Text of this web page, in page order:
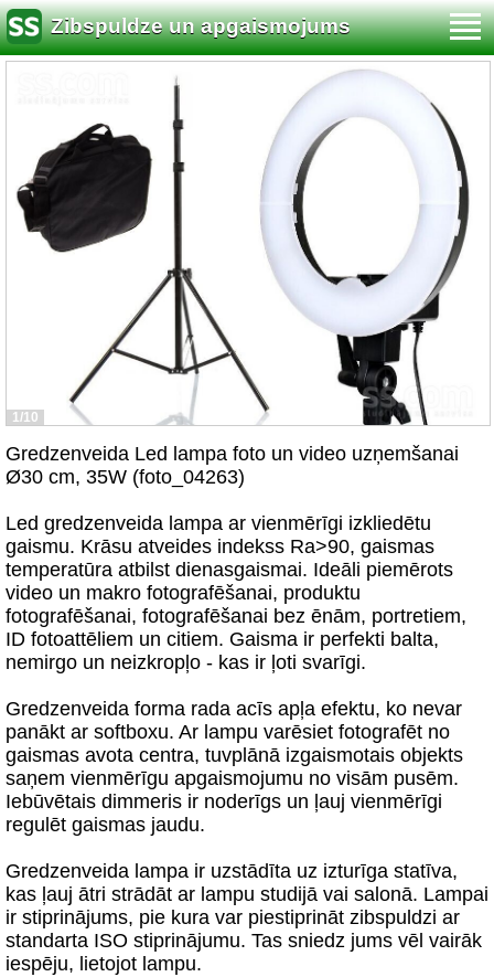
Zibspuldze un apgaismojums
1/10
Gredzenveida Led lampa foto un video uzņemšanai
Ø30 cm, 35W (foto_04263)
Led gredzenveida lampa ar vienmērīgi izkliedētu
gaismu. Krāsu atveides indekss Ra>90, gaismas
temperatūra atbilst dienasgaismai. Ideāli piemērots
video un makro fotografēšanai, produktu
fotografēšanai, fotografēšanai bez ēnām, portretiem,
ID fotoattēliem un citiem. Gaisma ir perfekti balta,
nemirgo un neizkropļo - kas ir ļoti svarīgi.
Gredzenveida forma rada acīs apļa efektu, ko nevar
panākt ar softboxu. Ar lampu varēsiet fotografēt no
gaismas avota centra, tuvplānā izgaismotais objekts
saņem vienmērīgu apgaismojumu no visām pusēm.
Iebūvētais dimmeris ir noderīgs un ļauj vienmērīgi
regulēt gaismas jaudu.
Gredzenveida lampa ir uzstādīta uz izturīga statīva,
kas ļauj ātri strādāt ar lampu studijā vai salonā. Lampai
ir stiprinājums, pie kura var piestiprināt zibspuldzi ar
standarta ISO stiprinājumu. Tas sniedz jums vēl vairāk
iespēju, lietojot lampu.